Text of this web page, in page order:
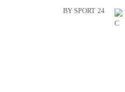
BY SPORT 24